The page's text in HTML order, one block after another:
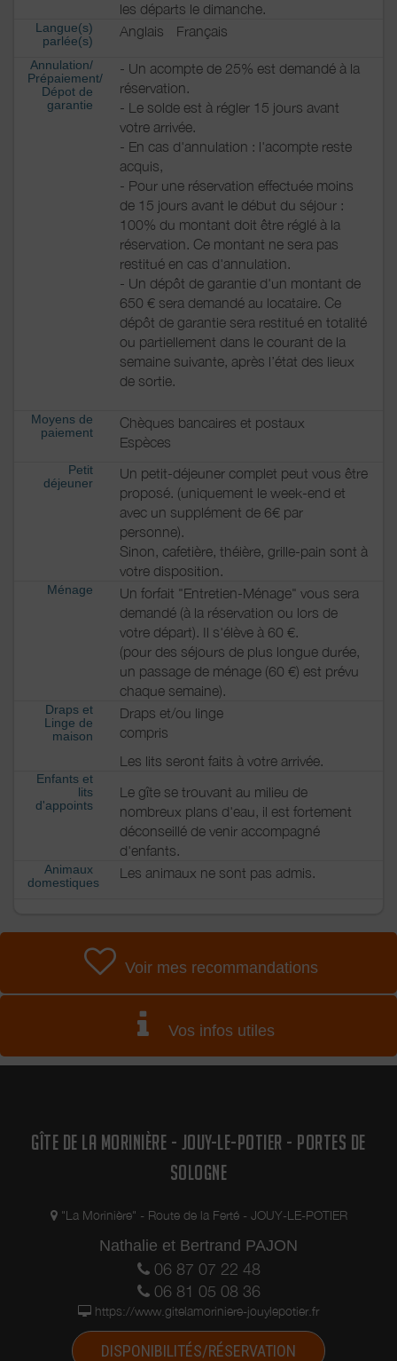
les départs le dimanche.
Langue(s)
parlée(s)
Anglais Français
Annulation/
Prépaiement/
Dépot de
garantie
- Un acompte de 25% est demandé à la
réservation.
- Le solde est à régler 15 jours avant
votre arrivée.
- En cas d'annulation : l'acompte reste
acquis,
- Pour une réservation effectuée moins
de 15 jours avant le début du séjour :
100% du montant doit être réglé à la
réservation. Ce montant ne sera pas
restitué en cas d'annulation.
- Un dépôt de garantie d'un montant de
650 € sera demandé au locataire. Ce
dépôt de garantie sera restitué en totalité
ou partiellement dans le courant de la
semaine suivante, après l’état des lieux
de sortie.
Moyens de
paiement
Chèques bancaires et postaux
Espèces
Petit
déjeuner
Un petit-déjeuner complet peut vous être
proposé. (uniquement le week-end et
avec un supplément de 6€ par
personne).
Sinon, cafetière, théière, grille-pain sont à
votre disposition.
Ménage
Un forfait "Entretien-Ménage" vous sera
demandé (à la réservation ou lors de
votre départ). Il s'élève à 60 €.
(pour des séjours de plus longue durée,
un passage de ménage (60 €) est prévu
chaque semaine).
Draps et
Linge de
maison
Draps et/ou linge
compris
Les lits seront faits à votre arrivée.
Enfants et
lits
d'appoints
Le gîte se trouvant au milieu de
nombreux plans d'eau, il est fortement
déconseillé de venir accompagné
d'enfants.
Animaux
domestiques
Les animaux ne sont pas admis.
Voir mes recommandations
Vos infos utiles
GÎTE DE LA MORINIÈRE - JOUY-LE-POTIER - PORTES DE
SOLOGNE
"La Morinière" - Route de la Ferté - JOUY-LE-POTIER
Nathalie et Bertrand PAJON
06 87 07 22 48
06 81 05 08 36
https://www.gitelamoriniere-jouylepotier.fr
DISPONIBILITÉS/RÉSERVATION